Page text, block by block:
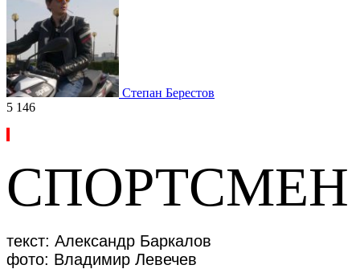
Степан Берестов
5 146
СПОРТСМЕН
текст: Александр Баркалов
фото: Владимир Левечев